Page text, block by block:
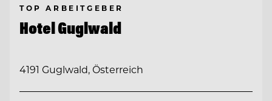
TOP ARBEITGEBER
Hotel Guglwald
4191 Guglwald, Österreich